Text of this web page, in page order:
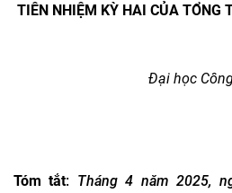
TIÊN NHIỆM KỲ HAI CỦA TỔNG
Đại học
Tóm tắt: Tháng 4 năm 2025,